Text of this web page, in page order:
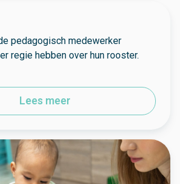
pedagogisch medewerker
regie hebben over hun rooster.
Lees meer